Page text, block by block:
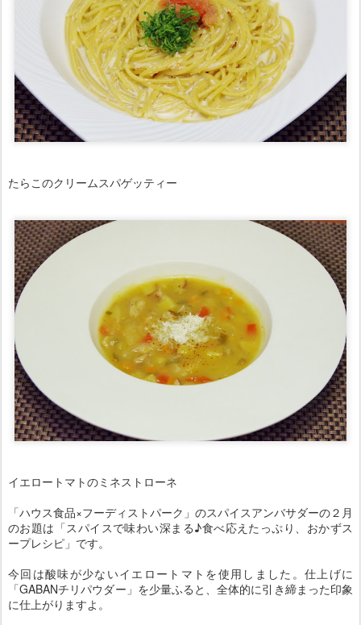
たらこのクリームスパゲッティー
イエロートマトのミネストローネ
「ハウス食品×フーディストパーク」のスパイスアンバサダーの２月
のお題は「スパイスで味わい深まる♪食べ応えたっぷり、おかずス
ープレシピ」です。
今回は酸味が少ないイエロートマトを使用しました。仕上げに
「GABANチリパウダー」を少量ふると、全体的に引き締まった印象
に仕上がりますよ。